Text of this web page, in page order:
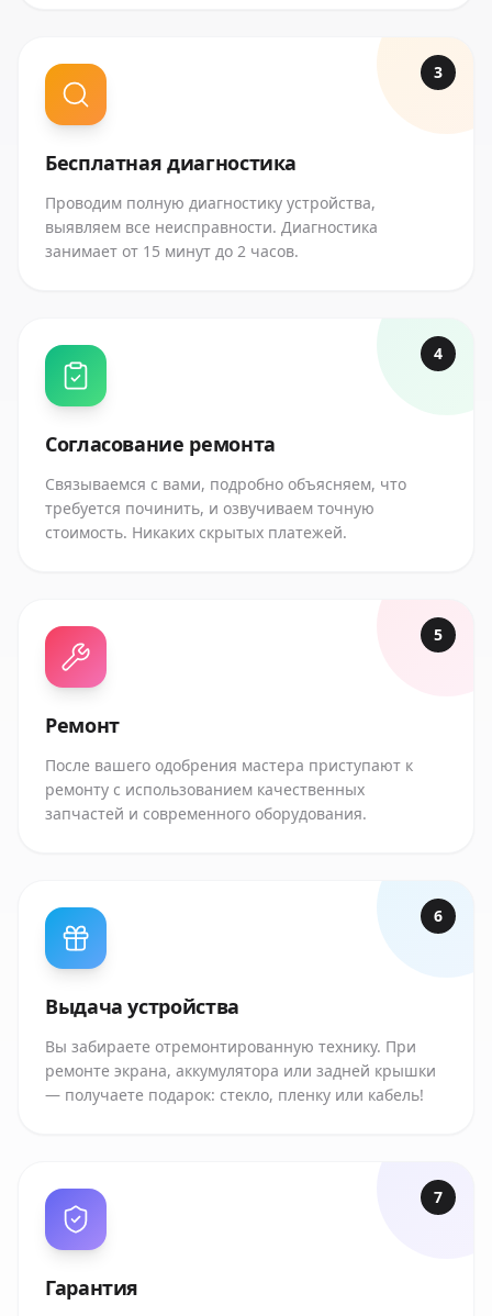
3
Бесплатная диагностика
Проводим полную диагностику устройства,
выявляем все неисправности. Диагностика
занимает от 15 минут до 2 часов.
4
Согласование ремонта
Связываемся с вами, подробно объясняем, что
требуется починить, и озвучиваем точную
стоимость. Никаких скрытых платежей.
5
Ремонт
После вашего одобрения мастера приступают к
ремонту с использованием качественных
запчастей и современного оборудования.
6
Выдача устройства
Вы забираете отремонтированную технику. При
ремонте экрана, аккумулятора или задней крышки
— получаете подарок: стекло, пленку или кабель!
7
Гарантия